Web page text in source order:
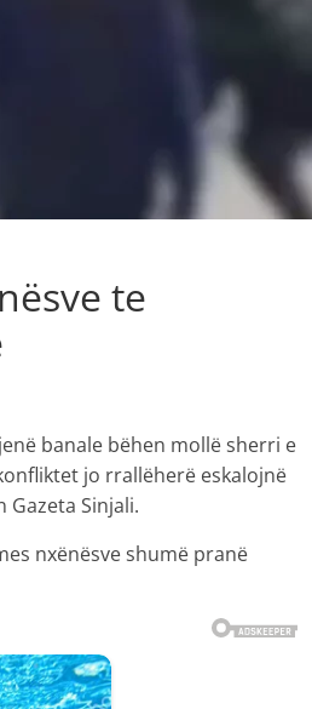
te
banale bëhen mollë sherri e
jo rrallëherë eskalojnë
Sinjali.
nxënësve shumë pranë